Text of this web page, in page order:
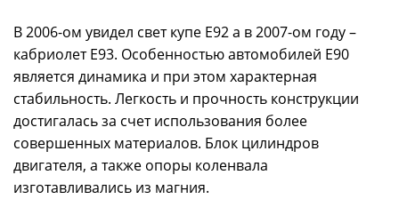
В 2006-ом увидел свет купе E92 а в 2007-ом году –
кабриолет E93. Особенностью автомобилей E90
является динамика и при этом характерная
стабильность. Легкость и прочность конструкции
достигалась за счет использования более
совершенных материалов. Блок цилиндров
двигателя, а также опоры коленвала
изготавливались из магния.